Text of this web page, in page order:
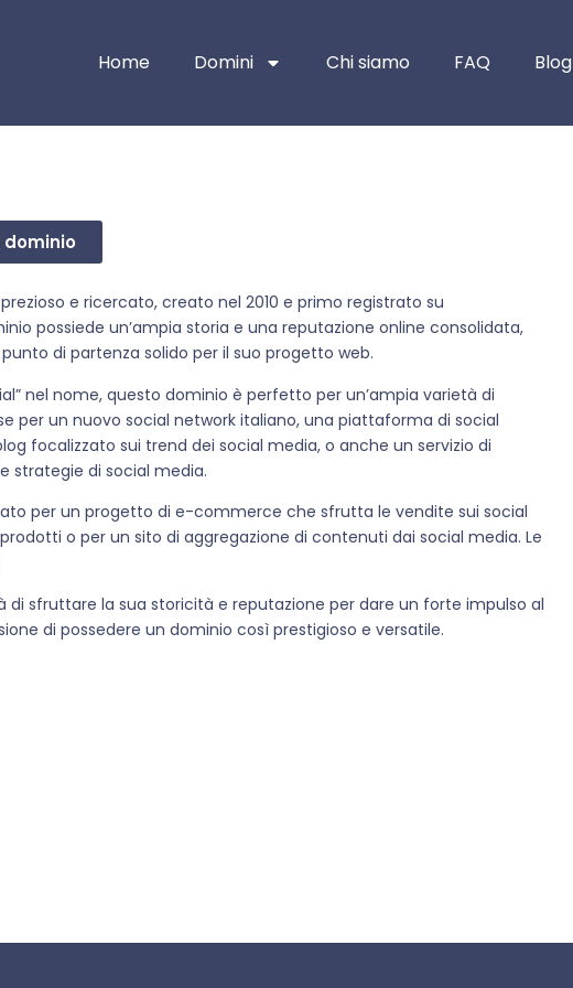
Home Domini Chi siamo FAQ Blog
e ricercato, creato nel 2010 e primo registrato su
possiede un’ampia storia e una reputazione online consolidata,
di partenza solido per il suo progetto web.
nel nome, questo dominio è perfetto per un’ampia varietà di
per un nuovo social network italiano, una piattaforma di social
focalizzato sui trend dei social media, o anche un servizio di
strategie di social media.
per un progetto di e-commerce che sfrutta le vendite sui social
o per un sito di aggregazione di contenuti dai social media. Le
di sfruttare la sua storicità e reputazione per dare un forte impulso al
di possedere un dominio così prestigioso e versatile.